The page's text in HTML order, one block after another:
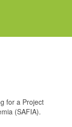
for a Project
(SAFIA).